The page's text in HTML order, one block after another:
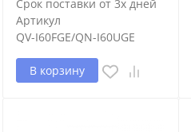
Срок поставки от 3х дней
Артикул
QV-I60FGE/QN-I60UGE
В корзину